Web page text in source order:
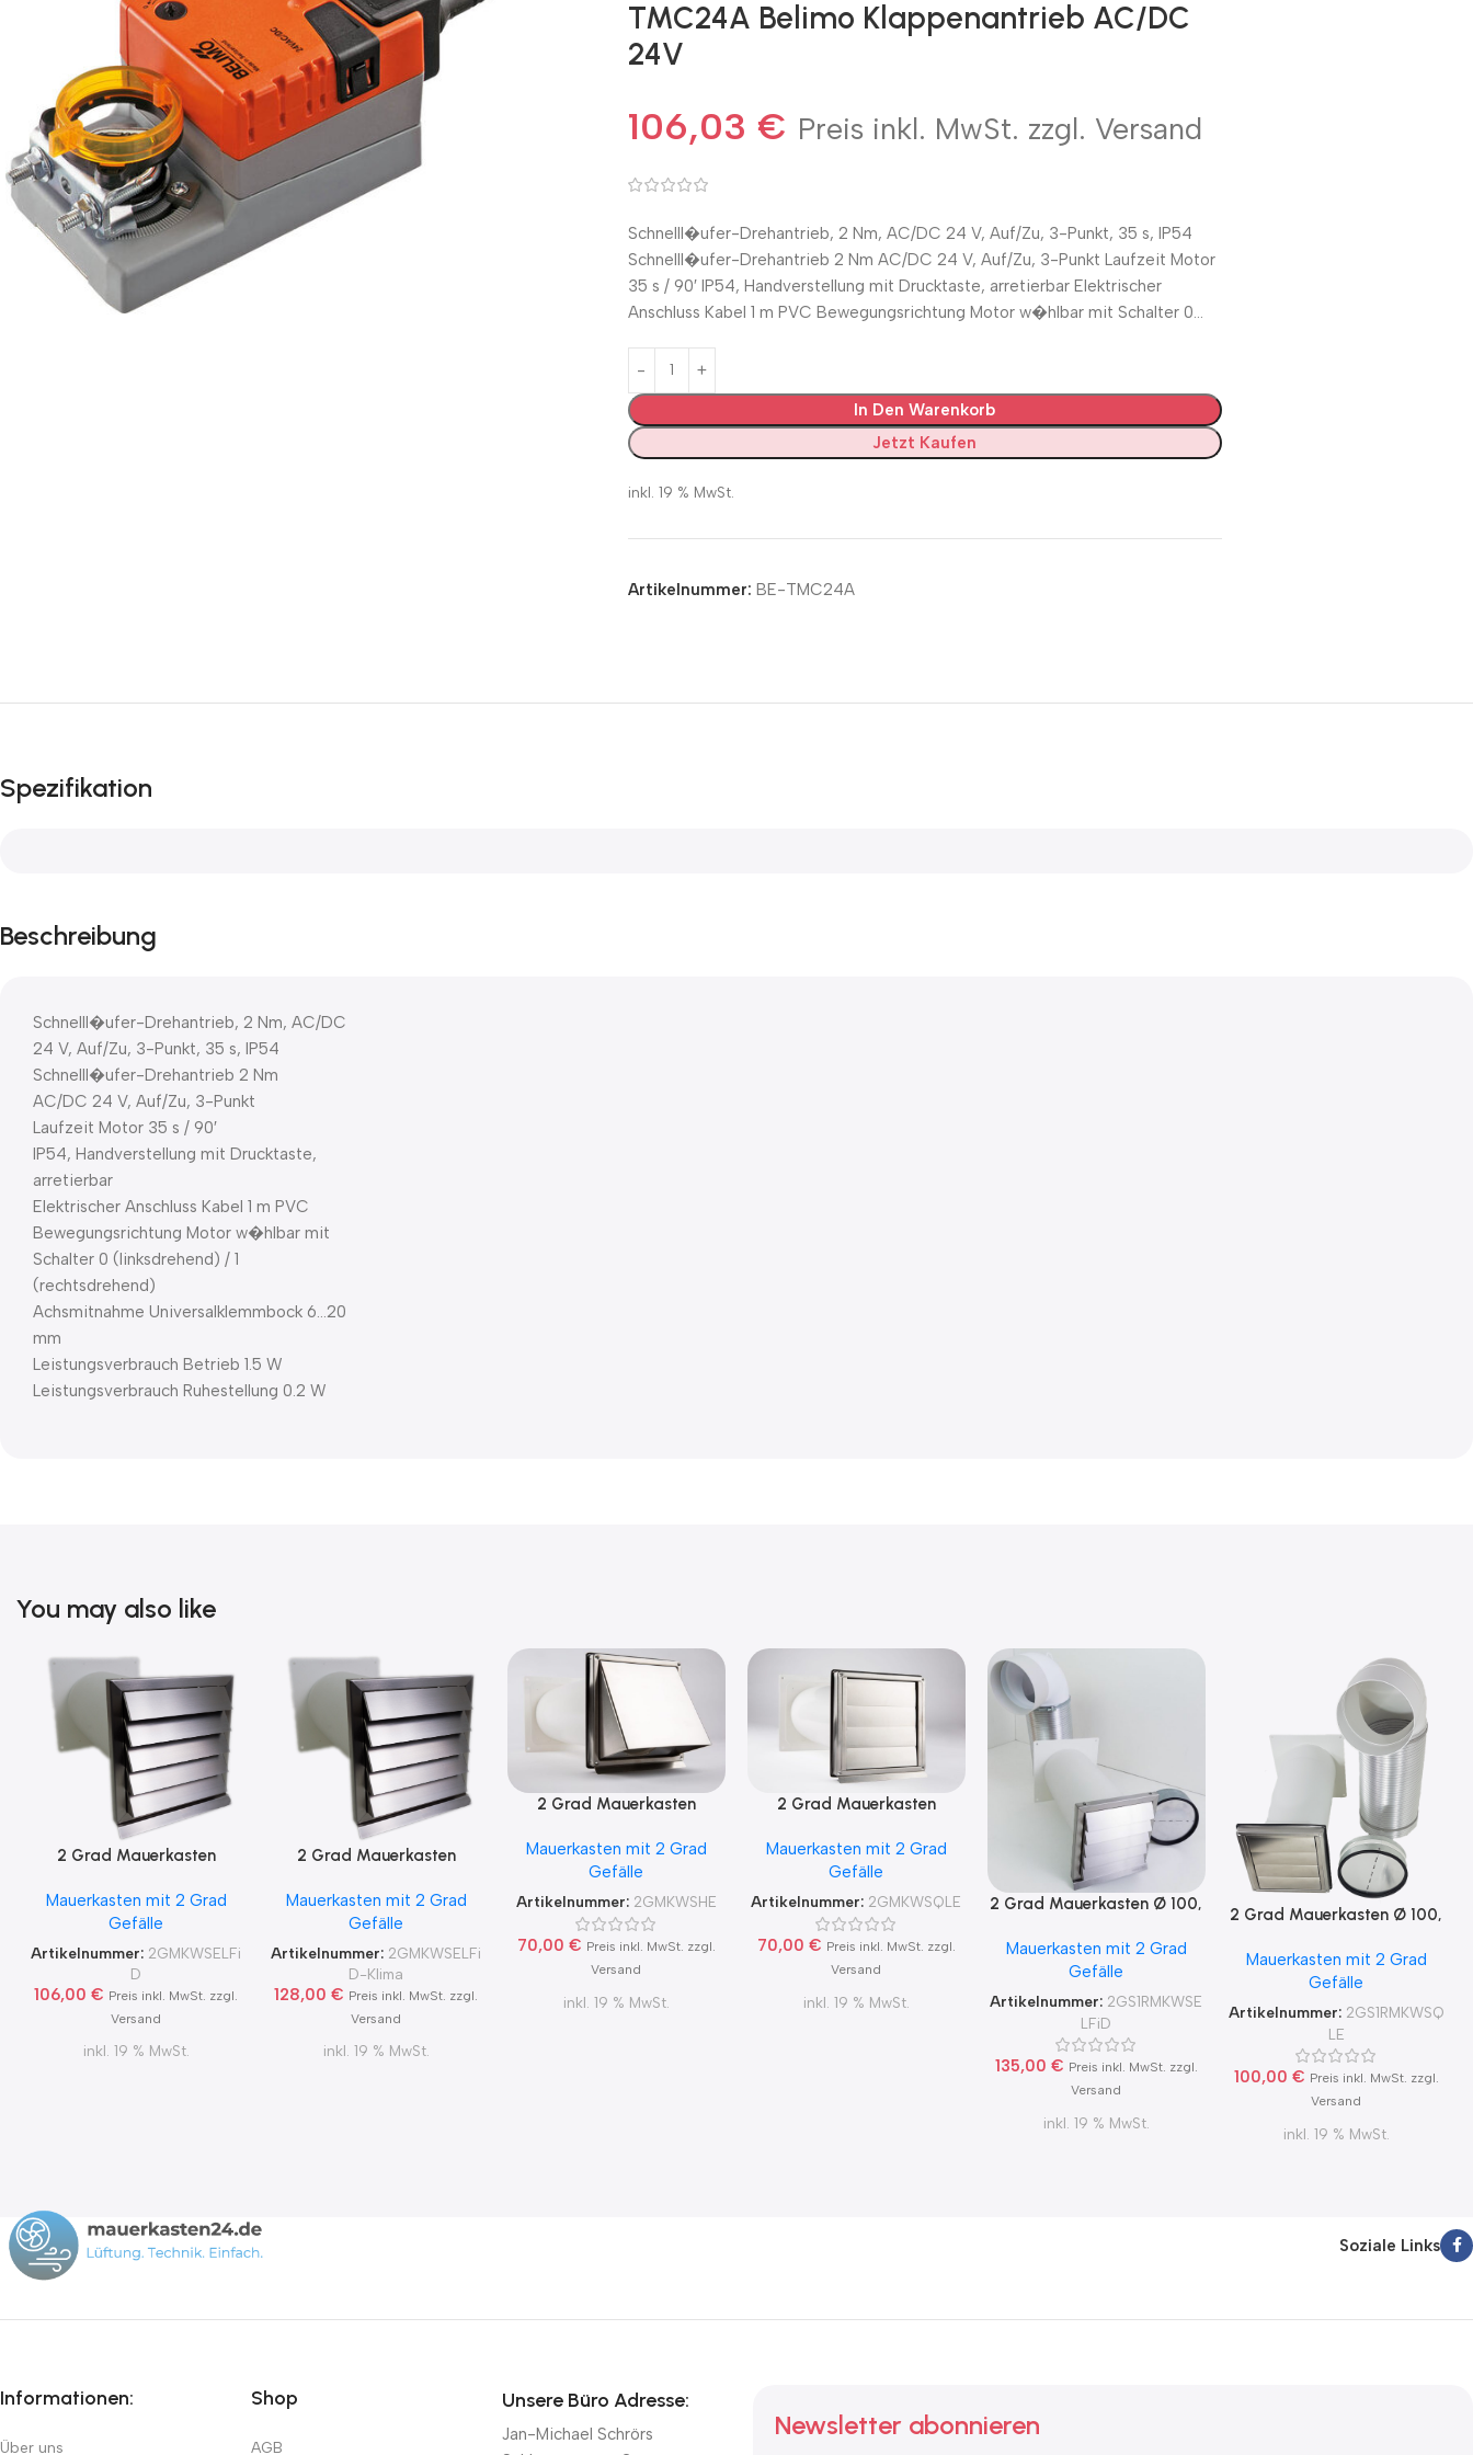
TMC24A Belimo Klappenantrieb AC/DC
24V
106,03 € Preis inkl. MwSt. zzgl. Versand
Schnelll�ufer-Drehantrieb, 2 Nm, AC/DC 24 V, Auf/Zu, 3-Punkt, 35 s, IP54
Schnelll�ufer-Drehantrieb 2 Nm AC/DC 24 V, Auf/Zu, 3-Punkt Laufzeit Motor
35 s / 90′ IP54, Handverstellung mit Drucktaste, arretierbar Elektrischer
Anschluss Kabel 1 m PVC Bewegungsrichtung Motor w�hlbar mit Schalter 0…
In Den Warenkorb
Jetzt Kaufen
inkl. 19 % MwSt.
Artikelnummer: BE-TMC24A
Spezifikation
Beschreibung
Schnelll�ufer-Drehantrieb, 2 Nm, AC/DC
24 V, Auf/Zu, 3-Punkt, 35 s, IP54
Schnelll�ufer-Drehantrieb 2 Nm
AC/DC 24 V, Auf/Zu, 3-Punkt
Laufzeit Motor 35 s / 90′
IP54, Handverstellung mit Drucktaste,
arretierbar
Elektrischer Anschluss Kabel 1 m PVC
Bewegungsrichtung Motor w�hlbar mit
Schalter 0 (linksdrehend) / 1
(rechtsdrehend)
Achsmitnahme Universalklemmbock 6…20
mm
Leistungsverbrauch Betrieb 1.5 W
Leistungsverbrauch Ruhestellung 0.2 W
You may also like
2 Grad Mauerkasten
Kondensatablauf auch mit
Blower Door Test und
Zertifikat Ø100, 125, 150
2Grad MKWSELFiD
Mauerkasten mit 2 Grad
Gefälle
Artikelnummer: 2GMKWSELFi
D
106,00€ Preis inkl. MwSt. zzgl.
Versand
inkl. 19 % MwSt.
2 Grad Mauerkasten
Kondensatablauf für
Klimageräte Ø150 2Grad
MKWSELFiD
Mauerkasten mit 2 Grad
Gefälle
Artikelnummer: 2GMKWSELFi
D-Klima
128,00€ Preis inkl. MwSt. zzgl.
Versand
inkl. 19 % MwSt.
2 Grad Mauerkasten
Kondensatablauf auch mit
Blower Door Test und
Zertifikat Ø100, 125, 150
Mauerkasten mit 2 Grad
Gefälle
Artikelnummer: 2GMKWSHE
70,00 € Preis inkl. MwSt. zzgl.
Versand
inkl. 19 % MwSt.
2 Grad Mauerkasten
Kondensatablauf auch mit
Blower Door Test und
Zertifikat Ø100, 125, 150
Mauerkasten mit 2 Grad
Gefälle
Artikelnummer: 2GMKWSQLE
70,00 € Preis inkl. MwSt. zzgl.
Versand
inkl. 19 % MwSt.
2 Grad Mauerkasten Ø 100,
Dunstabzug
Rückstauklappe 2GS1-R-
MKWSELFiD, runter zur
Haube mit Aluflex
Mauerkasten mit 2 Grad
Gefälle
Artikelnummer: 2GS1RMKWSE
LFiD
135,00 € Preis inkl. MwSt. zzgl.
Versand
inkl. 19 % MwSt.
2 Grad Mauerkasten Ø 100,
Dunstabzug
Rückstauklappe 2GS1-R-
MKWSQLE, runter zur
Haube mit Aluflex
Mauerkasten mit 2 Grad
Gefälle
Artikelnummer: 2GS1RMKWSQ
LE
100,00 € Preis inkl. MwSt. zzgl.
Versand
inkl. 19 % MwSt.
Soziale Links
Informationen:
Über uns
Shop
AGB
Unsere Büro Adresse:
Jan-Michael Schrörs
Newsletter abonnieren